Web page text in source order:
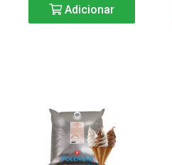
Adicionar